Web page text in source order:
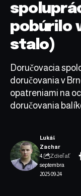
pobúrilo
stalo)
Doručovacia
doručovania v
opatreniami na
doručovania
4.
septembra
2025 09:24
Lukáš
Zachar
Zdieľať